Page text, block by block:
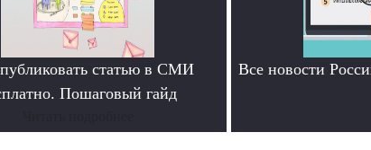
статью в СМИ
Пошаговый гайд
Все новости